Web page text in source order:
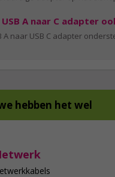
A naar C adapter
A naar USB C adapter
hebben het wel